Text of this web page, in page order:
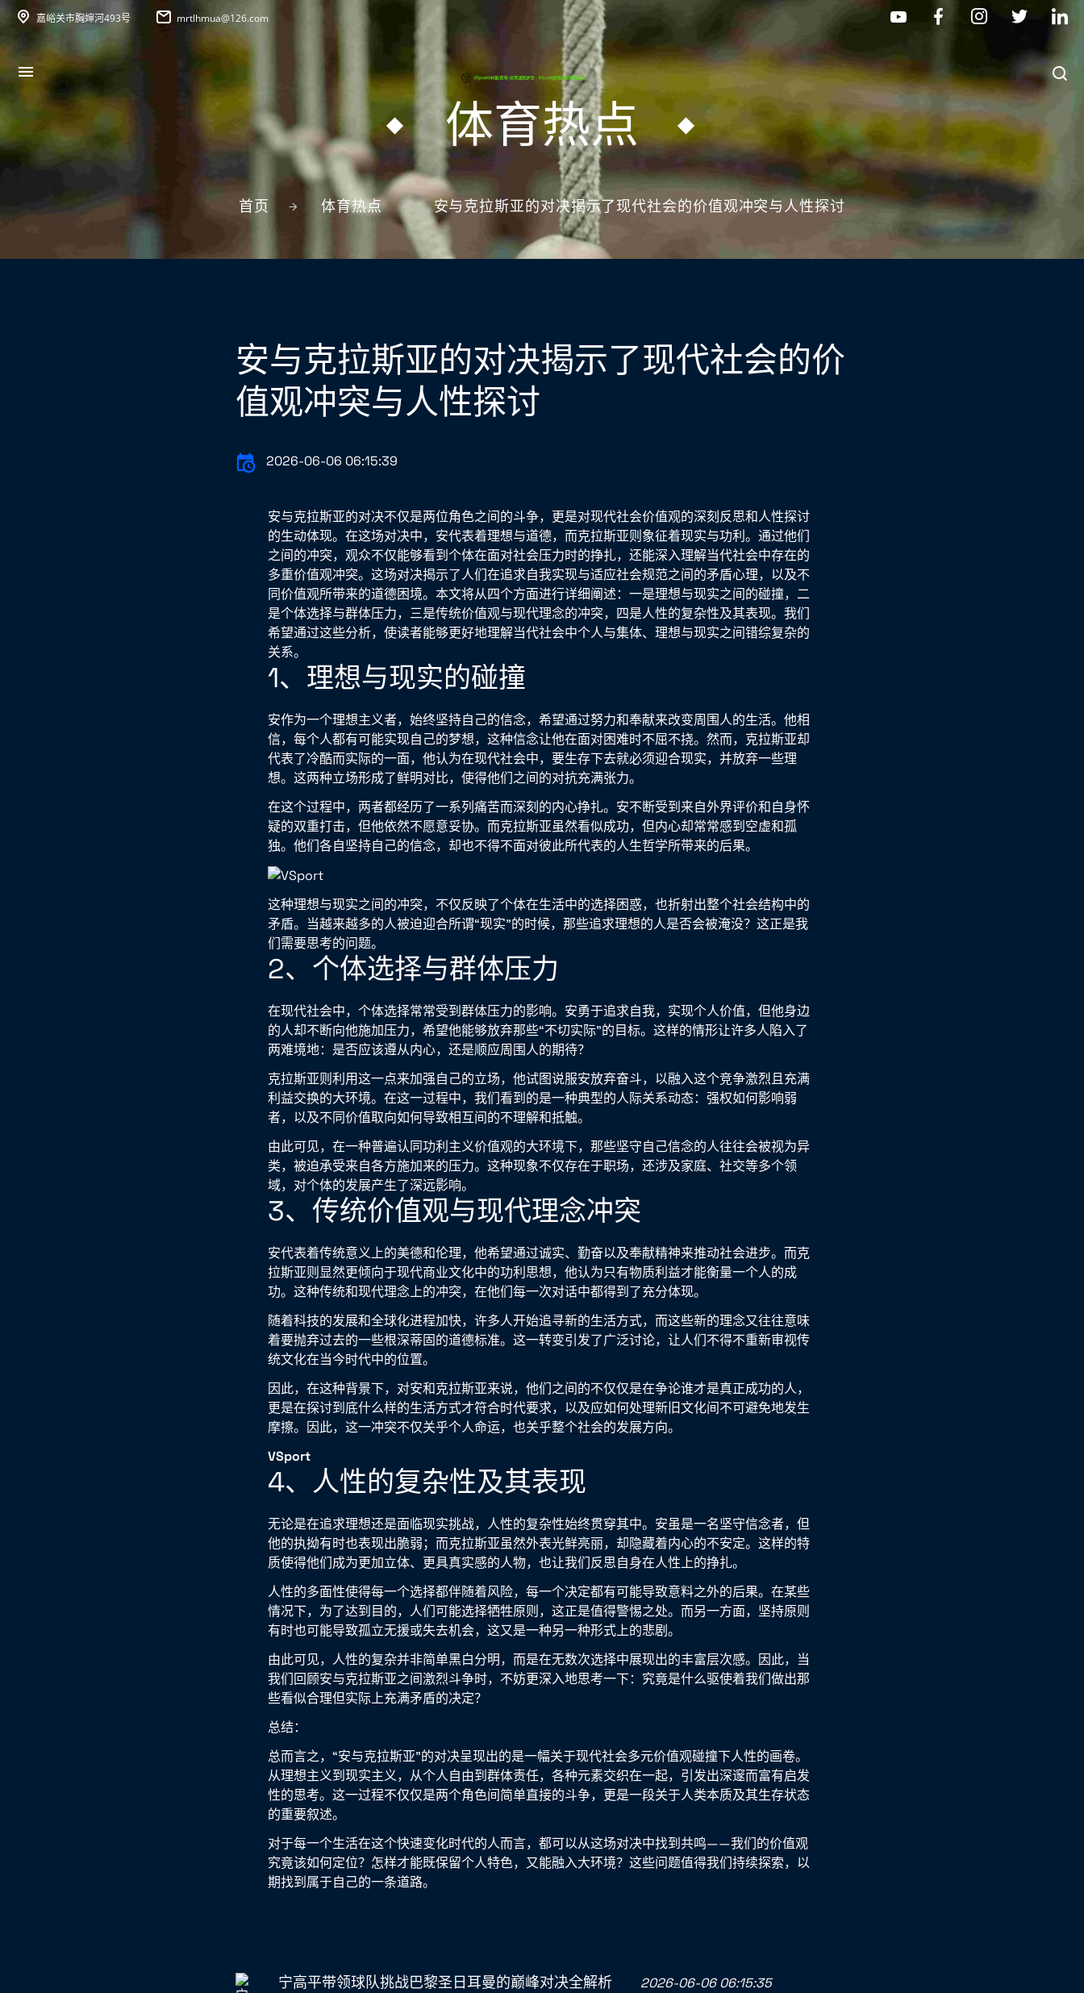
嘉峪关市胸婶河493号 mrtlhmua@126.com
体育热点
首页 体育热点 安与克拉斯亚的对决揭示了现代社会的价值观冲突与人性探讨
安与克拉斯亚的对决揭示了现代社会的价
值观冲突与人性探讨
2026-06-06 06:15:39
安与克拉斯亚的对决不仅是两位角色之间的斗争，更是对现代社会价值观的深刻反思和人性探讨
的生动体现。在这场对决中，安代表着理想与道德，而克拉斯亚则象征着现实与功利。通过他们
之间的冲突，观众不仅能够看到个体在面对社会压力时的挣扎，还能深入理解当代社会中存在的
多重价值观冲突。这场对决揭示了人们在追求自我实现与适应社会规范之间的矛盾心理，以及不
同价值观所带来的道德困境。本文将从四个方面进行详细阐述：一是理想与现实之间的碰撞，二
是个体选择与群体压力，三是传统价值观与现代理念的冲突，四是人性的复杂性及其表现。我们
希望通过这些分析，使读者能够更好地理解当代社会中个人与集体、理想与现实之间错综复杂的
关系。
1、理想与现实的碰撞
安作为一个理想主义者，始终坚持自己的信念，希望通过努力和奉献来改变周围人的生活。他相
信，每个人都有可能实现自己的梦想，这种信念让他在面对困难时不屈不挠。然而，克拉斯亚却
代表了冷酷而实际的一面，他认为在现代社会中，要生存下去就必须迎合现实，并放弃一些理
想。这两种立场形成了鲜明对比，使得他们之间的对抗充满张力。
在这个过程中，两者都经历了一系列痛苦而深刻的内心挣扎。安不断受到来自外界评价和自身怀
疑的双重打击，但他依然不愿意妥协。而克拉斯亚虽然看似成功，但内心却常常感到空虚和孤
独。他们各自坚持自己的信念，却也不得不面对彼此所代表的人生哲学所带来的后果。
这种理想与现实之间的冲突，不仅反映了个体在生活中的选择困惑，也折射出整个社会结构中的
矛盾。当越来越多的人被迫迎合所谓“现实”的时候，那些追求理想的人是否会被淹没？这正是我
们需要思考的问题。
2、个体选择与群体压力
在现代社会中，个体选择常常受到群体压力的影响。安勇于追求自我，实现个人价值，但他身边
的人却不断向他施加压力，希望他能够放弃那些“不切实际”的目标。这样的情形让许多人陷入了
两难境地：是否应该遵从内心，还是顺应周围人的期待？
克拉斯亚则利用这一点来加强自己的立场，他试图说服安放弃奋斗，以融入这个竞争激烈且充满
利益交换的大环境。在这一过程中，我们看到的是一种典型的人际关系动态：强权如何影响弱
者，以及不同价值取向如何导致相互间的不理解和抵触。
由此可见，在一种普遍认同功利主义价值观的大环境下，那些坚守自己信念的人往往会被视为异
类，被迫承受来自各方施加来的压力。这种现象不仅存在于职场，还涉及家庭、社交等多个领
域，对个体的发展产生了深远影响。
3、传统价值观与现代理念冲突
安代表着传统意义上的美德和伦理，他希望通过诚实、勤奋以及奉献精神来推动社会进步。而克
拉斯亚则显然更倾向于现代商业文化中的功利思想，他认为只有物质利益才能衡量一个人的成
功。这种传统和现代理念上的冲突，在他们每一次对话中都得到了充分体现。
随着科技的发展和全球化进程加快，许多人开始追寻新的生活方式，而这些新的理念又往往意味
着要抛弃过去的一些根深蒂固的道德标准。这一转变引发了广泛讨论，让人们不得不重新审视传
统文化在当今时代中的位置。
因此，在这种背景下，对安和克拉斯亚来说，他们之间的不仅仅是在争论谁才是真正成功的人，
更是在探讨到底什么样的生活方式才符合时代要求，以及应如何处理新旧文化间不可避免地发生
摩擦。因此，这一冲突不仅关乎个人命运，也关乎整个社会的发展方向。
VSport
4、人性的复杂性及其表现
无论是在追求理想还是面临现实挑战，人性的复杂性始终贯穿其中。安虽是一名坚守信念者，但
他的执拗有时也表现出脆弱；而克拉斯亚虽然外表光鲜亮丽，却隐藏着内心的不安定。这样的特
质使得他们成为更加立体、更具真实感的人物，也让我们反思自身在人性上的挣扎。
人性的多面性使得每一个选择都伴随着风险，每一个决定都有可能导致意料之外的后果。在某些
情况下，为了达到目的，人们可能选择牺牲原则，这正是值得警惕之处。而另一方面，坚持原则
有时也可能导致孤立无援或失去机会，这又是一种另一种形式上的悲剧。
由此可见，人性的复杂并非简单黑白分明，而是在无数次选择中展现出的丰富层次感。因此，当
我们回顾安与克拉斯亚之间激烈斗争时，不妨更深入地思考一下：究竟是什么驱使着我们做出那
些看似合理但实际上充满矛盾的决定？
总结：
总而言之，“安与克拉斯亚”的对决呈现出的是一幅关于现代社会多元价值观碰撞下人性的画卷。
从理想主义到现实主义，从个人自由到群体责任，各种元素交织在一起，引发出深邃而富有启发
性的思考。这一过程不仅仅是两个角色间简单直接的斗争，更是一段关于人类本质及其生存状态
的重要叙述。
对于每一个生活在这个快速变化时代的人而言，都可以从这场对决中找到共鸣——我们的价值观
究竟该如何定位？怎样才能既保留个人特色，又能融入大环境？这些问题值得我们持续探索，以
期找到属于自己的一条道路。
宁高平带领球队挑战巴黎圣日耳曼的巅峰对决全解析
2026-06-06 06:15:35